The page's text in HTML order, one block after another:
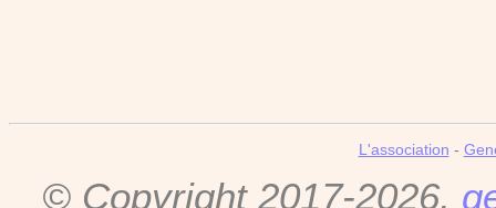
L'association -
© Copyright 2017-2026,